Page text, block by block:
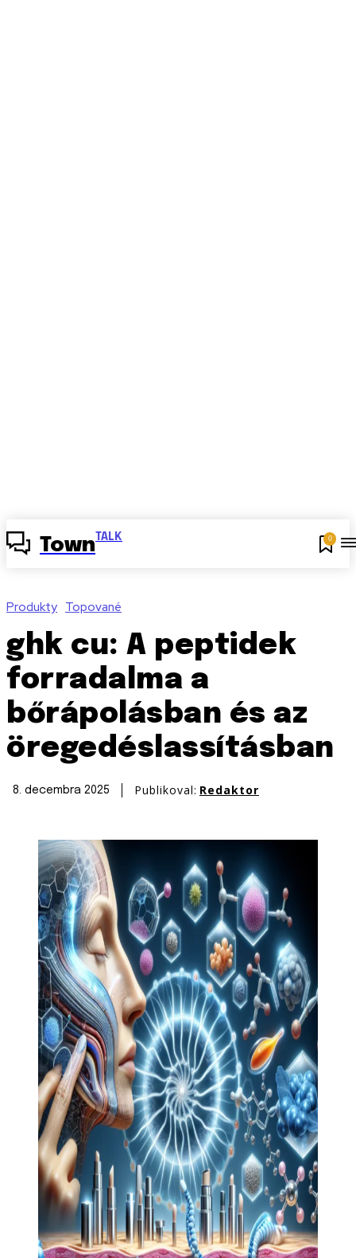
Town TALK 0
Produkty Topované
ghk cu: A peptidek
forradalma a
bőrápolásban és az
öregedéslassításban
8. decembra 2025 Publikoval: Redaktor